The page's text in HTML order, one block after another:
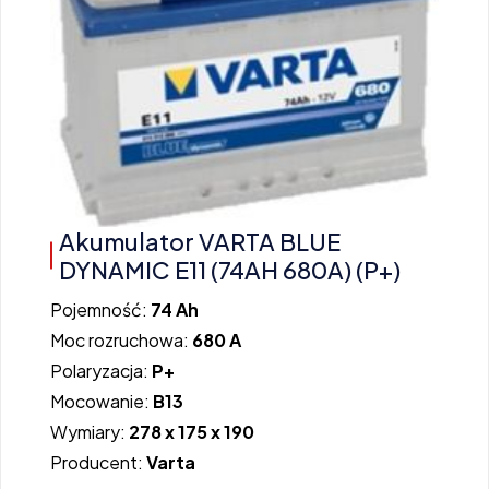
Akumulator VARTA BLUE
DYNAMIC E11 (74AH 680A) (P+)
Pojemność: 74 Ah
Moc rozruchowa: 680 A
Polaryzacja: P+
Mocowanie: B13
Wymiary: 278 x 175 x 190
Producent: Varta